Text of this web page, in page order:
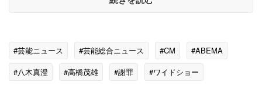
#芸能ニュース #芸能総合ニュース #CM
#ABEMA
#八木真澄
#高橋茂雄 #謝罪
#ワイドショー